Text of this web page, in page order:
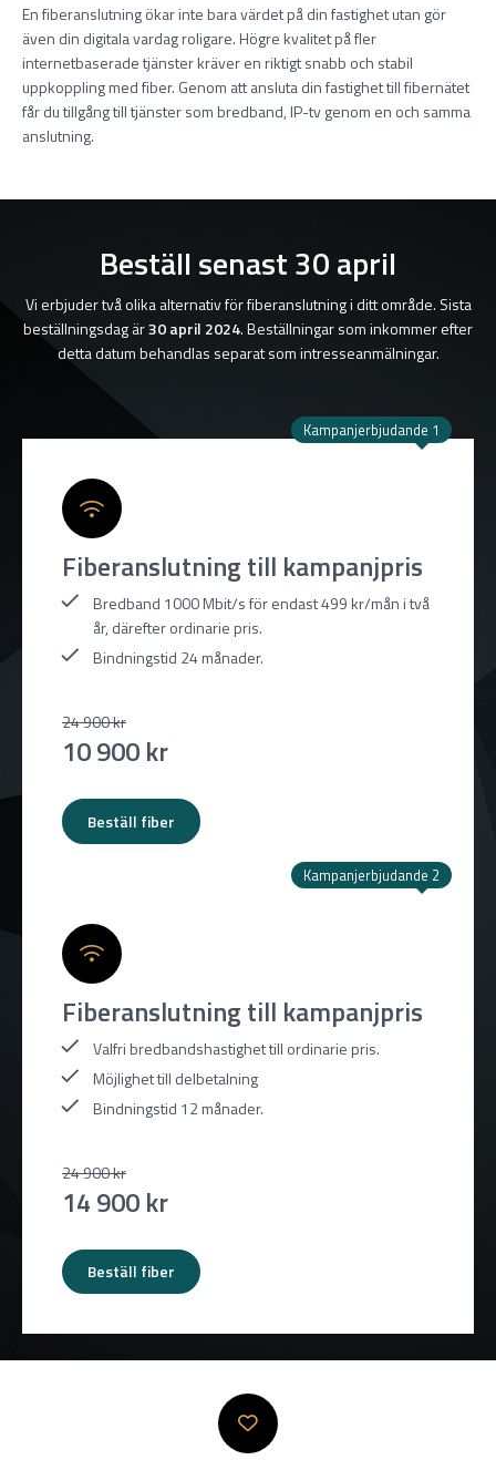
En fiberanslutning ökar inte bara värdet på din fastighet utan gör
även din digitala vardag roligare. Högre kvalitet på fler
internetbaserade tjänster kräver en riktigt snabb och stabil
uppkoppling med fiber. Genom att ansluta din fastighet till fibernätet
får du tillgång till tjänster som bredband, IP-tv genom en och samma
anslutning.
Beställ senast 30 april
Vi erbjuder två olika alternativ för fiberanslutning i ditt område. Sista
beställningsdag är30 april 2024. Beställningar som inkommer efter
detta datum behandlas separat som intresseanmälningar.
Kampanjerbjudande 1
Fiberanslutning till kampanjpris
Bredband 1000 Mbit/s för endast 499 kr/mån i två
år, därefter ordinarie pris.
Bindningstid 24 månader.
24 900 kr
10 900 kr
Beställ fiber
Kampanjerbjudande 2
Fiberanslutning till kampanjpris
Valfri bredbandshastighet till ordinarie pris.
Möjlighet till delbetalning
Bindningstid 12 månader.
24 900 kr
14 900 kr
Beställ fiber